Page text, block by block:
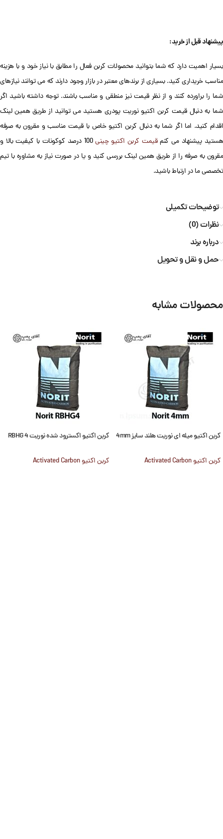
پیشنهاد قبل از خرید:
بسیار اهمیت دارد که شما بتوانید محصولات کربن فعال را مطابق با نیاز خود و با هزینه
مناسب خریداری کنید. بسیاری از برندهای معتبر در بازار وجود دارند که می توانند نیازهای
شما را براورده کنند و از نظر قیمت نیز منطقی و مناسب باشند. توجه داشته باشید اگر
شما به دنبال قیمت کربن اکتیو نوریت پودری هستید می توانید از طریق همین لینک
اقدام کنید. اما اگر شما به دنبال کربن اکتیو خاص با قیمت مناسب و مقرون به صرفه
هستید پیشنهاد می کنمقیمت کربن اکتیو چینی
100 درصد کوکونات با کیفیت بالا و
مقرون به صرفه را از طریق همین لینک بررسی کنید و یا در صورت نیاز به مشاوره با تیم
تخصصی ما در ارتباط باشید.
توضیحات تکمیلی
نظرات (0)
درباره برند
حمل و نقل و تحویل
محصولات مشابه
کربن اکتیو میله ای نوریت هلند سایز 4mm
کربن اکتیو Activated Carbon
کربن اکتیو اکسترود شده نوریت RBHG 4
کربن اکتیو Activated Carbon